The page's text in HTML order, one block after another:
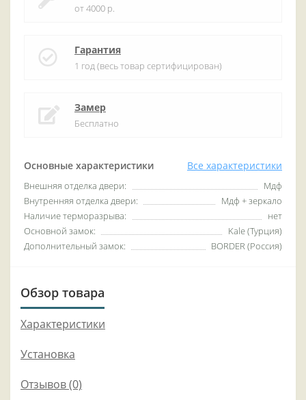
Основные характеристики Все характеристики
Внешняя отделка двери:
Мдф
Внутренняя отделка двери:
Мдф + зеркало
Наличие терморазрыва:
нет
Основной замок:
Kale (Турция)
Дополнительный замок:
BORDER (Россия)
от 4000 р.
Гарантия
1 год (весь товар сертифицирован)
Замер
Бесплатно
Обзор товара
Характеристики
Установка
Отзывов (0)